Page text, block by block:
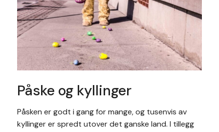
Påske og kyllinger
Påsken er godt i gang for mange, og tusenvis av
kyllinger er spredt utover det ganske land. I tillegg